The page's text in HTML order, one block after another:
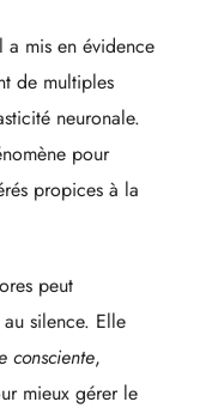
a mis en évidence
de multiples
neuronale.
pour
propices à la
peut
silence. Elle
consciente,
mieux gérer le